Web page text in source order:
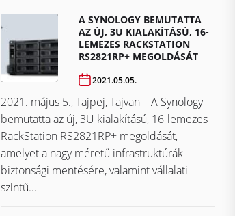
A SYNOLOGY BEMUTATTA
AZ ÚJ, 3U KIALAKÍTÁSÚ, 16-
LEMEZES RACKSTATION
RS2821RP+ MEGOLDÁSÁT
2021.05.05.
2021. május 5., Tajpej, Tajvan – A Synology
bemutatta az új, 3U kialakítású, 16-lemezes
RackStation RS2821RP+ megoldását,
amelyet a nagy méretű infrastruktúrák
biztonsági mentésére, valamint vállalati
szintű...